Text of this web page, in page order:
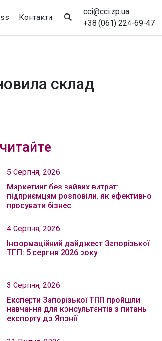
Контакти
cci@cci.zp.ua
+38 (061) 224-69-47
склад
5 Серпня, 2026
Маркетинг без зайвих витрат:
підприємцям розповіли, як ефективно
просувати бізнес
4 Серпня, 2026
Інформаційний дайджест Запорізької
ТПП: 5 серпня 2026 року
3 Серпня, 2026
Експерти Запорізької ТПП пройшли
навчання для консультантів з питань
експорту до Японії